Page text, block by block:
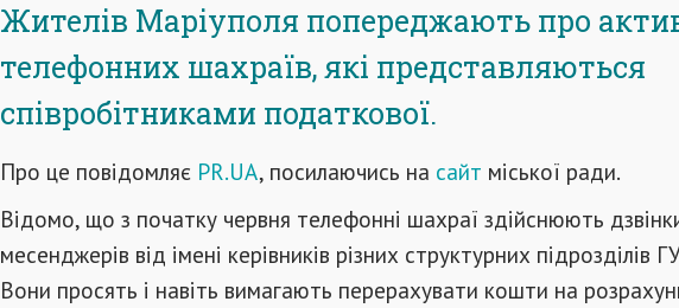
Жителів Маріуполя попереджають про
телефонних шахраїв, які представляються
співробітниками податкової.
Про це повідомляє PR.UA, посилаючись на сайт міської ради.
Відомо, що з початку червня телефонні шахраї здійснюють
месенджерів від імені керівників різних структурних підрозділів
Вони просять і навіть вимагають перерахувати кошти на